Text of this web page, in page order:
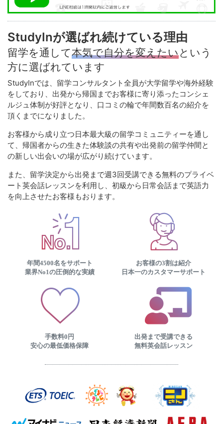
StudyInが選ばれ続けている理由
留学を通して本気で自分を変えたいという
方に選ばれています
StudyInでは、留学コンサルタント全員が大学留学や海外経験
をしており、出発から帰国までお客様に寄り添ったコンシェ
ルジュ体制が好評となり、口コミの輪で年間数百名の紹介を
頂くまでになりました。
お客様から成り立つ日本最大級の留学コミュニティーを通し
て、帰国者からの生きた体験談の共有や出発前の留学仲間と
の新しい出会いの場が広がり続けています。
また、留学決定から出発まで週3回受講できる無料のプライベ
ート英会話レッスンを利用し、初級から日常会話まで英語力
を向上させたお客様もおります。
年間4500名をサポート
業界No1の圧倒的な実績
お客様の3割は紹介
日本一のカスタマーサポート
手数料0円
安心の最低価格保障
出発まで受講できる
無料英会話レッスン